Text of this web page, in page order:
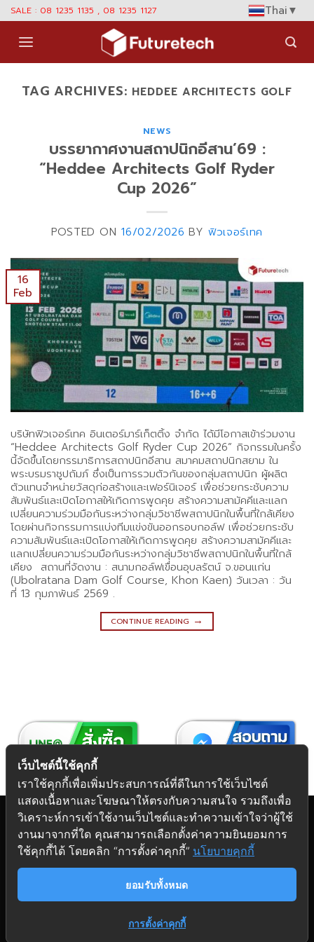
Skip
content
SALE : 08 1235 1135 , 08 1235 1127 Thai▼
TAG ARCHIVES: HEDDEE ARCHITECTS GOLF
NEWS
บรรยากาศงานสถาปนิกอีสาน’69 :
“Heddee Architects Golf Ryder
Cup 2026”
POSTED ON16/02/2026 BYฟิวเจอร์เทค
16
Feb
บริษัทฟิวเจอร์เทค อินเตอร์มาร์เก็ตติ้ง จำกัด ได้มีโอกาสเข้าร่วมงาน
“Heddee Architects Golf Ryder Cup 2026” กิจกรรมในครั้ง
นี้จัดขึ้นโดยกรรมาธิการสถาปนิกอีสาน สมาคมสถาปนิกสยาม ใน
พระบรมราชูปถัมภ์ ซึ่งเป็นการรวมตัวกันของกลุ่มสถาปนิก ผู้ผลิต
ตัวแทนจำหน่ายวัสดุก่อสร้างและเฟอร์นิเจอร์ เพื่อช่วยกระชับความ
สัมพันธ์และเปิดโอกาสให้เกิดการพูดคุย สร้างความสามัคคีและแลก
เปลี่ยนความร่วมมือกันระหว่างกลุ่มวิชาชีพสถาปนิกในพื้นที่ใกล้เคียง
โดยผ่านกิจกรรมการแบ่งทีมแข่งขันออกรอบกอล์ฟ เพื่อช่วยกระชับ
ความสัมพันธ์และเปิดโอกาสให้เกิดการพูดคุย สร้างความสามัคคีและ
แลกเปลี่ยนความร่วมมือกันระหว่างกลุ่มวิชาชีพสถาปนิกในพื้นที่ใกล้
เคียง สถานที่จัดงาน : สนามกอล์ฟเขื่อนอุบลรัตน์ จ.ขอนแก่น
(Ubolratana Dam Golf Course, Khon Kaen) วันเวลา : วัน
ที่ 13 กุมภาพันธ์ 2569 .
CONTINUE READING →
Copyright 2026 © Futuretech Intermarketing Co., Ltd.
ศูนย์รวมอุปกรณ์เฟอร์นิเจอร์ครบวงจร
เว็บไซต์นี้ใช้คุกกี้
เราใช้คุกกี้เพื่อเพิ่มประสบการณ์ที่ดีในการใช้เว็บไซต์
แสดงเนื้อหาและโฆษณาให้ตรงกับความสนใจ รวมถึงเพื่อ
วิเคราะห์การเข้าใช้งานเว็บไซต์และทำความเข้าใจว่าผู้ใช้
งานมาจากที่ใด คุณสามารถเลือกตั้งค่าความยินยอมการ
ใช้คุกกี้ได้ โดยคลิก “การตั้งค่าคุกกี้” นโยบายคุกกี้
ยอมรับทั้งหมด
การตั้งค่าคุกกี้